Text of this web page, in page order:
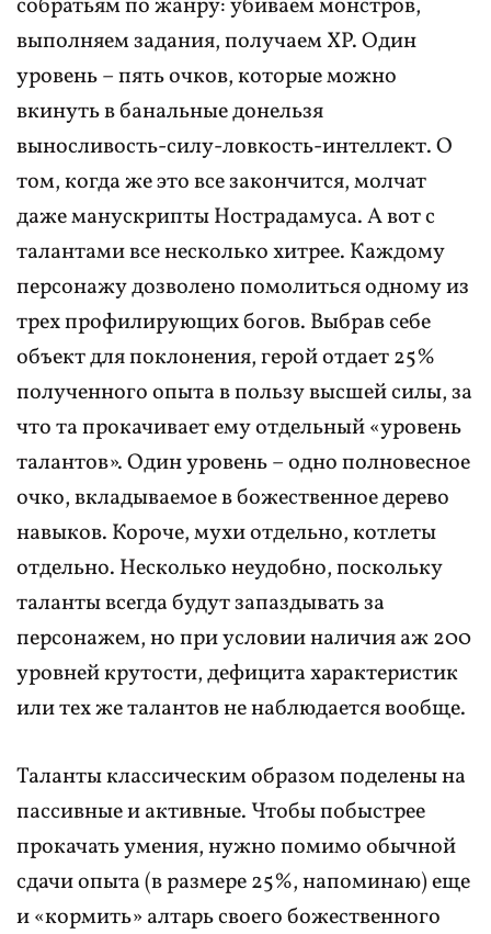
выполняем задания, получаем XP. Один
уровень – пять очков, которые можно
вкинуть в банальные донельзя
выносливость-силу-ловкость-интеллект. О
том, когда же это все закончится, молчат
даже манускрипты Нострадамуса. А вот с
талантами все несколько хитрее. Каждому
персонажу дозволено помолиться одному из
трех профилирующих богов. Выбрав себе
объект для поклонения, герой отдает 25%
полученного опыта в пользу высшей силы, за
что та прокачивает ему отдельный «уровень
талантов». Один уровень – одно полновесное
очко, вкладываемое в божественное дерево
навыков. Короче, мухи отдельно, котлеты
отдельно. Несколько неудобно, поскольку
таланты всегда будут запаздывать за
персонажем, но при условии наличия аж 200
уровней крутости, дефицита характеристик
или тех же талантов не наблюдается вообще.
Таланты классическим образом поделены на
пассивные и активные. Чтобы побыстрее
прокачать умения, нужно помимо обычной
сдачи опыта (в размере 25%, напоминаю) еще
и «кормить» алтарь своего божественного